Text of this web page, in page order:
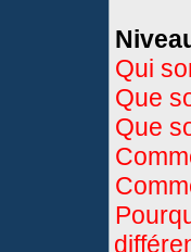
Qui
Que
Que